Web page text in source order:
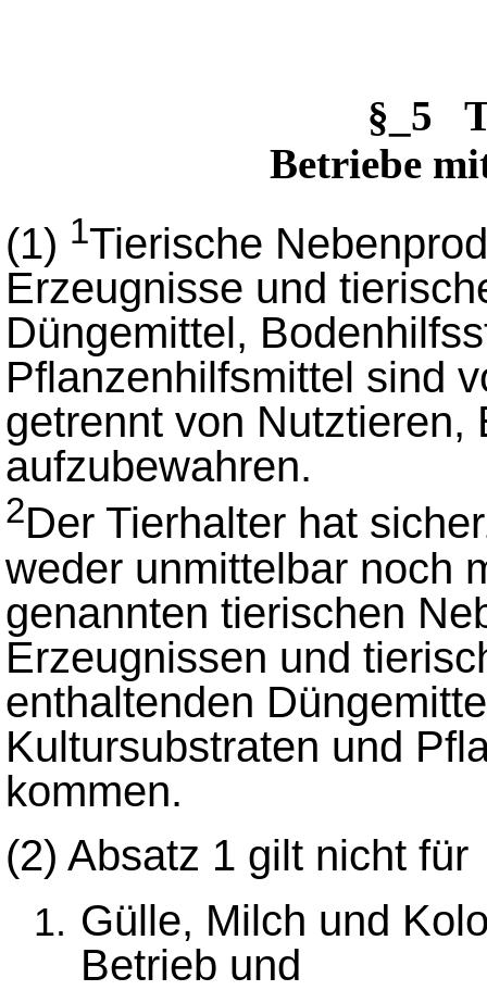
§_5
Betriebe
(1) 1Tierische
Erzeugnisse und
Düngemittel,
Pflanzenhilfsmittel sind
getrennt von Nutztieren,
aufzubewahren.
2Der Tierhalter hat
weder unmittelbar noch
genannten tierischen
Erzeugnissen und
enthaltenden
Kultursubstraten und
kommen.
(2) Absatz 1 gilt nicht für
Gülle, Milch und
Betrieb und